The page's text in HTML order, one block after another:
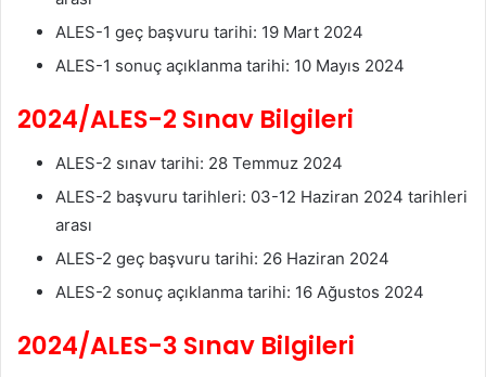
ALES-1 geç başvuru tarihi: 19 Mart 2024
ALES-1 sonuç açıklanma tarihi: 10 Mayıs 2024
2024/ALES-2 Sınav Bilgileri
ALES-2 sınav tarihi: 28 Temmuz 2024
ALES-2 başvuru tarihleri: 03-12 Haziran 2024 tarihleri
arası
ALES-2 geç başvuru tarihi: 26 Haziran 2024
ALES-2 sonuç açıklanma tarihi: 16 Ağustos 2024
2024/ALES-3 Sınav Bilgileri